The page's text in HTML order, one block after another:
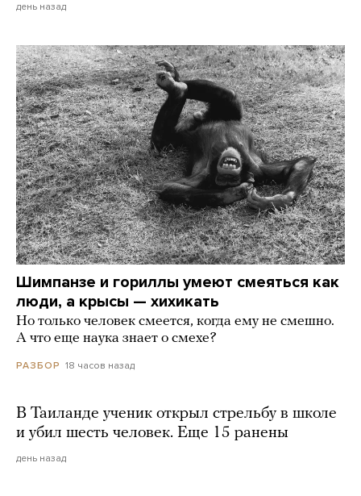
день назад
Шимпанзе и гориллы умеют смеяться как
люди, а крысы — хихикать
Но только человек смеется, когда ему не смешно.
А что еще наука знает о смехе?
РАЗБОР 18 часов назад
В Таиланде ученик открыл стрельбу в школе
и убил шесть человек. Еще 15 ранены
день назад